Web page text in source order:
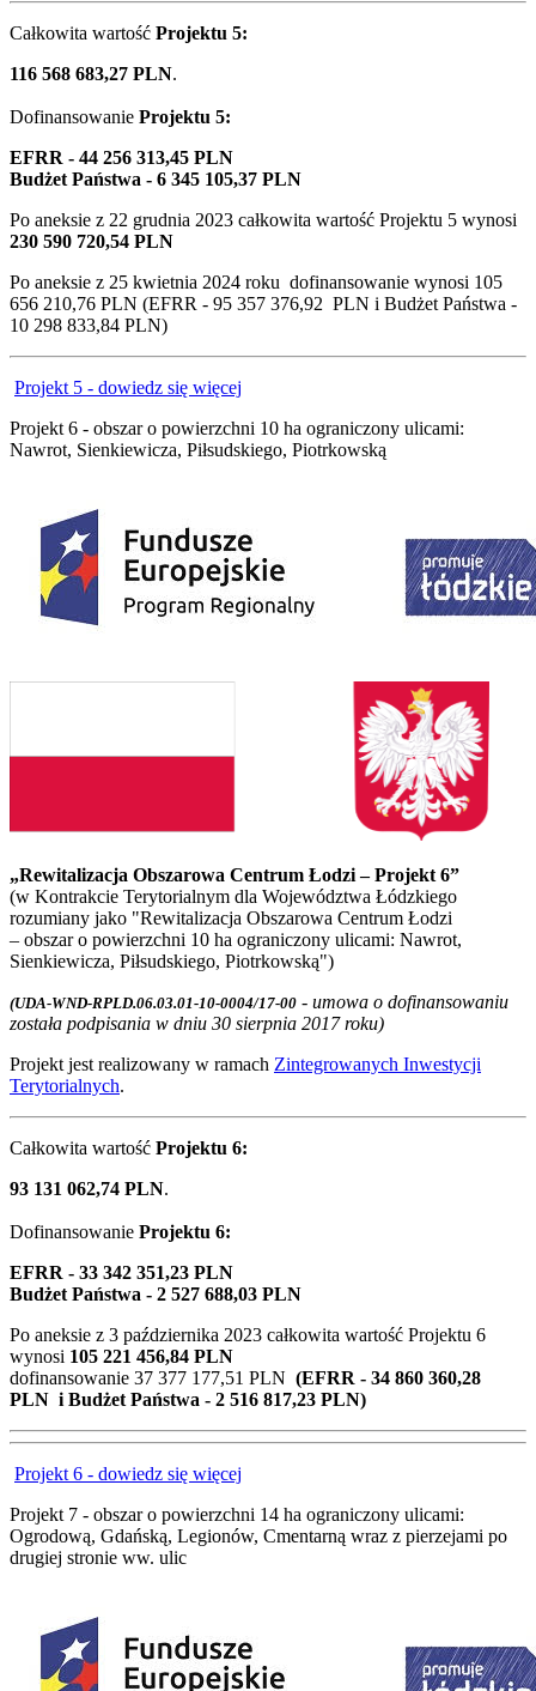
Całkowita wartość Projektu 5:
116 568 683,27 PLN.
Dofinansowanie Projektu 5:
EFRR - 44 256 313,45 PLN
Budżet Państwa - 6 345 105,37 PLN
Po aneksie z 22 grudnia 2023 całkowita wartość Projektu 5 wynosi
230 590 720,54 PLN
Po aneksie z 25 kwietnia 2024 roku dofinansowanie wynosi 105
656 210,76 PLN (EFRR - 95 357 376,92 PLN i Budżet Państwa -
10 298 833,84 PLN)
Projekt 5 - dowiedz się więcej
Projekt 6 - obszar o powierzchni 10 ha ograniczony ulicami:
Nawrot, Sienkiewicza, Piłsudskiego, Piotrkowską
„Rewitalizacja Obszarowa Centrum Łodzi – Projekt 6”
(w Kontrakcie Terytorialnym dla Województwa Łódzkiego
rozumiany jako "Rewitalizacja Obszarowa Centrum Łodzi
– obszar o powierzchni 10 ha ograniczony ulicami: Nawrot,
Sienkiewicza, Piłsudskiego, Piotrkowską")
(UDA-WND-RPLD.06.03.01-10-0004/17-00 - umowa o dofinansowaniu
została podpisania w dniu 30 sierpnia 2017 roku)
Projekt jest realizowany w ramach Zintegrowanych Inwestycji
Terytorialnych.
Całkowita wartość Projektu 6:
93 131 062,74 PLN.
Dofinansowanie Projektu 6:
EFRR - 33 342 351,23 PLN
Budżet Państwa - 2 527 688,03 PLN
Po aneksie z 3 października 2023 całkowita wartość Projektu 6
wynosi 105 221 456,84 PLN
dofinansowanie 37 377 177,51 PLN (EFRR - 34 860 360,28
PLN i Budżet Państwa - 2 516 817,23 PLN)
Projekt 6 - dowiedz się więcej
Projekt 7 - obszar o powierzchni 14 ha ograniczony ulicami:
Ogrodową, Gdańską, Legionów, Cmentarną wraz z pierzejami po
drugiej stronie ww. ulic